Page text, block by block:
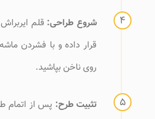
شروع طراحی: قلم
قرار داده و با فشردن
روی ناخن بپاشید.
تثبیت طرح: